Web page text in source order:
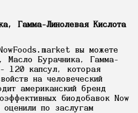
Гамма-Линолевая Кислота
вы можете
Масло Бурачника, Гамма-
120 капсул, которая
на человеческий
американский бренд
биодобавок Now
по заслугам